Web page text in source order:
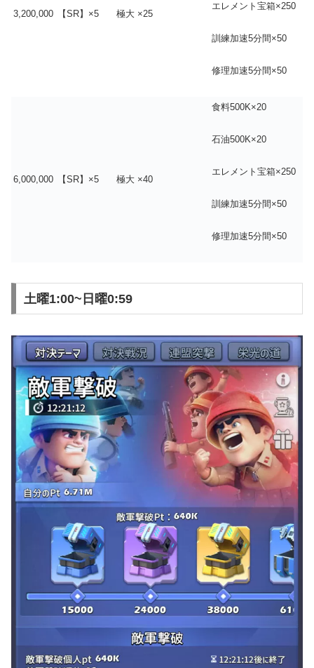
3,200,000 【SR】×5 極大 ×25
エレメント宝箱×250
訓練加速5分間×50
修理加速5分間×50
6,000,000 【SR】×5 極大 ×40
食料500K×20
石油500K×20
エレメント宝箱×250
訓練加速5分間×50
修理加速5分間×50
土曜1:00~日曜0:59